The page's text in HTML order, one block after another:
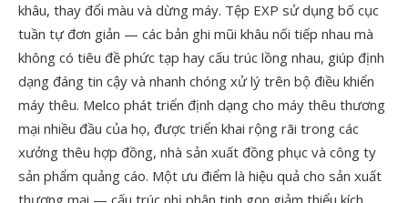
khâu, thay đổi màu và dừng máy. Tệp EXP sử dụng bố cục
tuần tự đơn giản — các bản ghi mũi khâu nối tiếp nhau mà
không có tiêu đề phức tạp hay cấu trúc lồng nhau, giúp định
dạng đáng tin cậy và nhanh chóng xử lý trên bộ điều khiển
máy thêu. Melco phát triển định dạng cho máy thêu thương
mại nhiều đầu của họ, được triển khai rộng rãi trong các
xưởng thêu hợp đồng, nhà sản xuất đồng phục và công ty
sản phẩm quảng cáo. Một ưu điểm là hiệu quả cho sản xuất
thương mại — cấu trúc nhị phân tinh gọn giảm thiểu kích